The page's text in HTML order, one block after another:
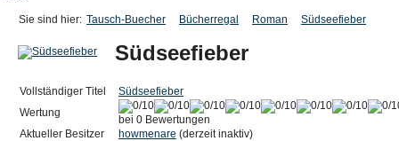
Sie sind hier: Tausch-Buecher Bücherregal Roman Südseefieber
Südseefieber
Vollständiger Titel
Südseefieber
Wertung
bei 0 Bewertungen
Aktueller Besitzer
howmenare (derzeit inaktiv)